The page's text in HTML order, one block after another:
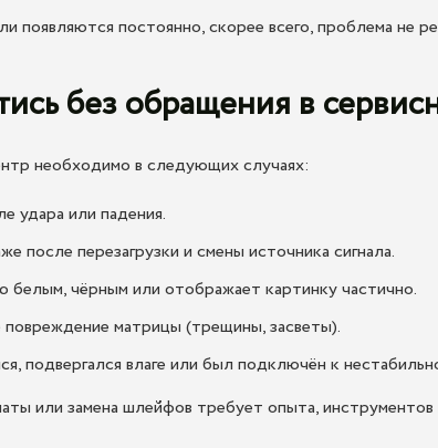
появляются постоянно, скорее всего, проблема не
без обращения в
необходимо в следующих случаях:
удара или падения.
после перезагрузки и смены источника сигнала.
белым, чёрным или отображает картинку частично.
матрицы (трещины, засветы).
подвергался влаге или был подключён к
или замена шлейфов требует опыта,